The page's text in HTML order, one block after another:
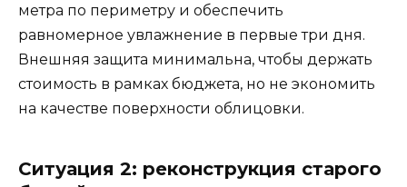
метра по периметру и обеспечить
равномерное увлажнение в первые три дня.
Внешняя защита минимальна, чтобы держать
стоимость в рамках бюджета, но не экономить
на качестве поверхности облицовки.
Ситуация 2: реконструкция старого